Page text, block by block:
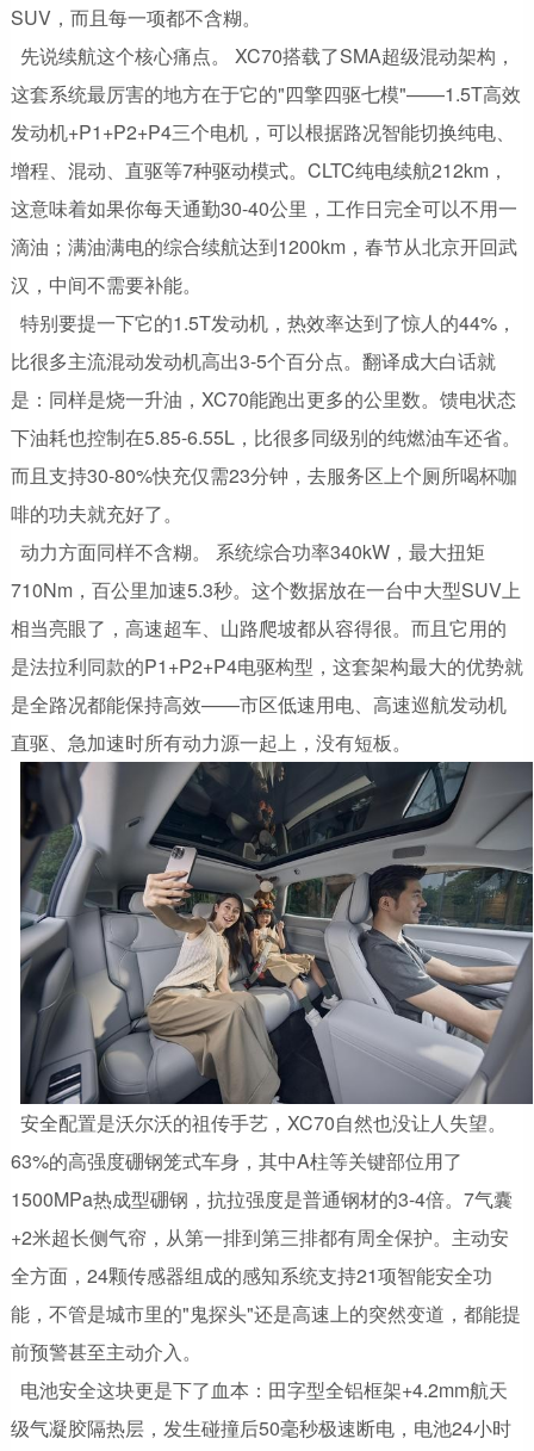
SUV，而且每一项都不含糊。
先说续航这个核心痛点。 XC70搭载了SMA超级混动架构，
这套系统最厉害的地方在于它的"四擎四驱七模"——1.5T高效
发动机+P1+P2+P4三个电机，可以根据路况智能切换纯电、
增程、混动、直驱等7种驱动模式。CLTC纯电续航212km，
这意味着如果你每天通勤30-40公里，工作日完全可以不用一
滴油；满油满电的综合续航达到1200km，春节从北京开回武
汉，中间不需要补能。
特别要提一下它的1.5T发动机，热效率达到了惊人的44%，
比很多主流混动发动机高出3-5个百分点。翻译成大白话就
是：同样是烧一升油，XC70能跑出更多的公里数。馈电状态
下油耗也控制在5.85-6.55L，比很多同级别的纯燃油车还省。
而且支持30-80%快充仅需23分钟，去服务区上个厕所喝杯咖
啡的功夫就充好了。
动力方面同样不含糊。 系统综合功率340kW，最大扭矩
710Nm，百公里加速5.3秒。这个数据放在一台中大型SUV上
相当亮眼了，高速超车、山路爬坡都从容得很。而且它用的
是法拉利同款的P1+P2+P4电驱构型，这套架构最大的优势就
是全路况都能保持高效——市区低速用电、高速巡航发动机
直驱、急加速时所有动力源一起上，没有短板。
安全配置是沃尔沃的祖传手艺，XC70自然也没让人失望。
63%的高强度硼钢笼式车身，其中A柱等关键部位用了
1500MPa热成型硼钢，抗拉强度是普通钢材的3-4倍。7气囊
+2米超长侧气帘，从第一排到第三排都有周全保护。主动安
全方面，24颗传感器组成的感知系统支持21项智能安全功
能，不管是城市里的"鬼探头"还是高速上的突然变道，都能提
前预警甚至主动介入。
电池安全这块更是下了血本：田字型全铝框架+4.2mm航天
级气凝胶隔热层，发生碰撞后50毫秒极速断电，电池24小时